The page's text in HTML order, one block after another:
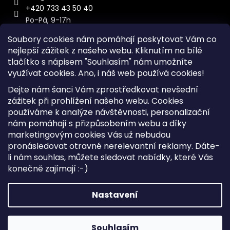
Soubory cookies nám pomáhají poskytovat Vám co
nejlepší zážitek z našeho webu. Kliknutím na bílé
tlačítko s nápisem "Souhlasím" nám umožníte
využívat cookies. Ano, i náš web používá cookies!
Dejte nám šanci Vám zprostředkovat nevšední
zážitek při prohlížení našeho webu. Cookies
používáme k analýze návštěvnosti, personalizační
nám pomáhají s přizpůsobením webu a díky
marketingovým cookies Vás už nebudou
pronásledovat otravné nerelevantní reklamy. Dáte-
li nám souhlas, můžete sledovat nabídky, které Vás
konečně zajímají :-)
Nastavení
+420 733 43 50 40
Po-Pá, 9-17h
Kontakt
Sitemap
Doprava a Platba
Reklamace Zboží
Obchodní podmínky
iKabelka.cz. Všechna práva vyhrazena.
Upravit nastavení cookies